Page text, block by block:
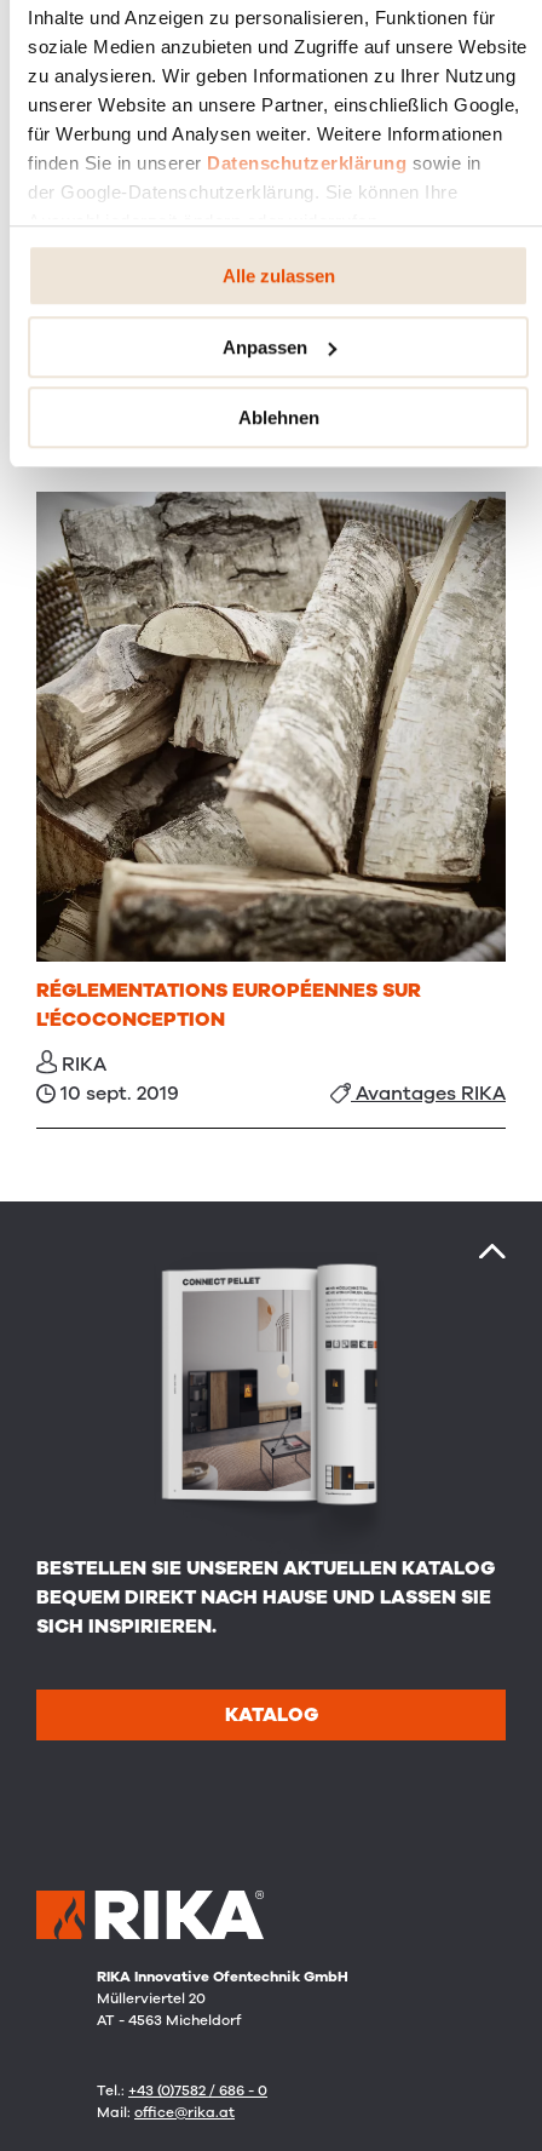
Inhalte und Anzeigen zu personalisieren, Funktionen für
soziale Medien anzubieten und Zugriffe auf unsere Website
zu analysieren. Wir geben Informationen zu Ihrer Nutzung
unserer Website an unsere Partner, einschließlich Google,
für Werbung und Analysen weiter. Weitere Informationen
finden Sie in unserer Datenschutzerklärung sowie in
der Google-Datenschutzerklärung. Sie können Ihre
Auswahl jederzeit ändern oder widerrufen.
Alle zulassen
Anpassen
Ablehnen
- BENELUX
RIKA
RÉGLEMENTATIONS EUROPÉENNES SUR
L'ÉCOCONCEPTION
RIKA
10 sept. 2019
Avantages RIKA
RIKA Innovative Ofentechnik GmbH
Müllerviertel 20
AT - 4563 Micheldorf
Tel.: +43 (0)7582 / 686 - 0
Mail: office@rika.at
BESTELLEN SIE UNSEREN AKTUELLEN KATALOG
BEQUEM DIREKT NACH HAUSE UND LASSEN SIE
SICH INSPIRIEREN.
KATALOG